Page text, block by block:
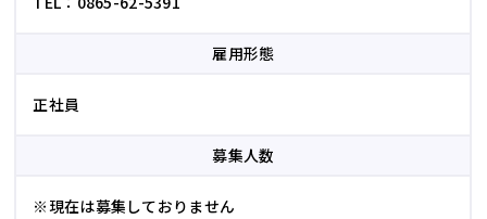
雇用形態
正社員
募集人数
※現在は募集しておりません